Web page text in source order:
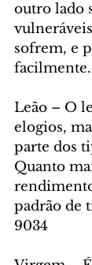
outro lado
sofrem, e
Leão – O
elogios,
parte dos
Quanto
padrão de
9034